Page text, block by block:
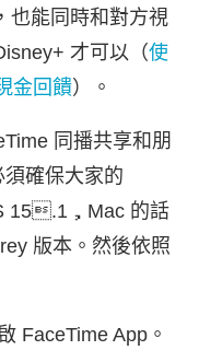
也能同時和對方視
才可以（使
金回饋）。
同播共享和朋
確保大家的
15.1，Mac 的話
版本。然後依照
FaceTime App。